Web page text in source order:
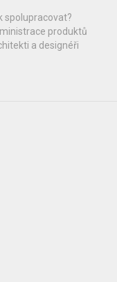
spolupracovat?
produktů
a designéři